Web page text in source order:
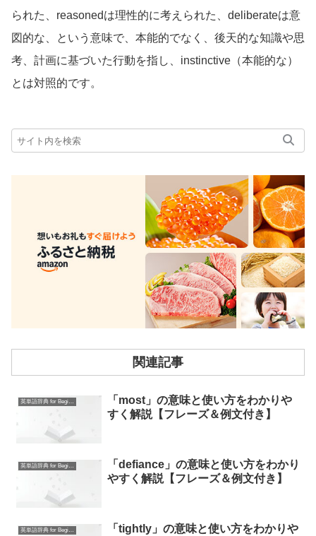
られた、reasonedは理性的に考えられた、deliberateは意
図的な、という意味で、本能的でなく、後天的な知識や思
考、計画に基づいた行動を指し、instinctive（本能的な）
とは対照的です。
関連記事
英単語辞典 for Beginners
「most」の意味と使い方をわかりや
すく解説【フレーズ＆例文付き】
英単語辞典 for Beginners
「defiance」の意味と使い方をわかり
やすく解説【フレーズ＆例文付き】
英単語辞典 for Beginners
「tightly」の意味と使い方をわかりや